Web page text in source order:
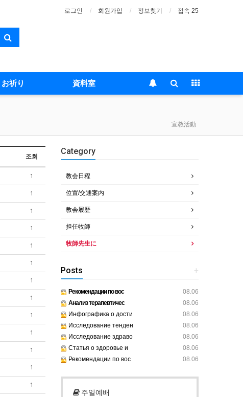
로그인 회원가입 정보찾기 접속 25
お祈り 資料室
宣教活動
조회
1
1
1
1
1
1
1
1
1
1
1
1
1
Category
教会日程
位置/交通案内
教会履歴
担任牧師
牧師先生に
+
Posts
08.06
Рекомендации по вос
08.06
Анализ терапевтичес
08.06
Инфографика о дости
08.06
Исследование тенден
08.06
Исследование здраво
08.06
Статья о здоровье и
08.06
Рекомендации по вос
주일예배